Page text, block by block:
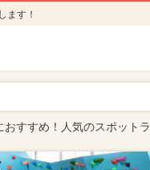
ます！
おすすめ！人気のスポット